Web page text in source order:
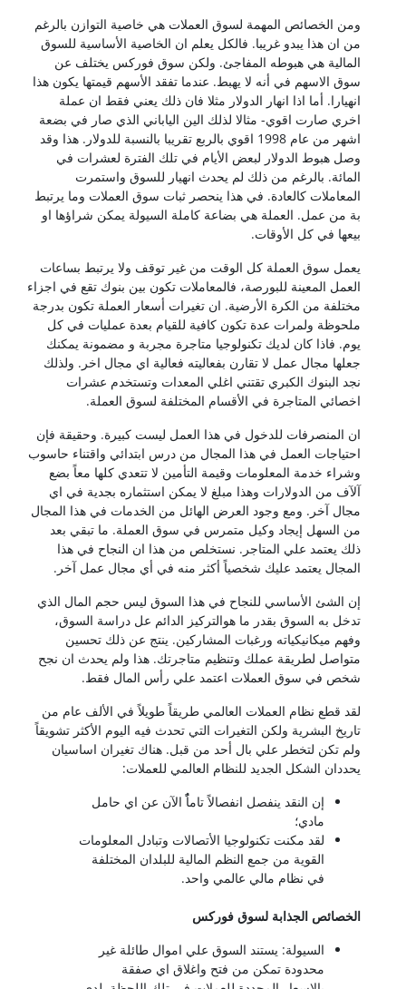
ومن الخصائص المهمة لسوق العملات هي خاصية التوازن بالرغم
من ان هذا يبدو غريبا. فالكل يعلم ان الخاصية الأساسية للسوق
المالية هي هبوطه المفاجئ. ولكن سوق فوركس يختلف عن
سوق الاسهم في أنه لا يهبط. عندما تفقد الأسهم قيمتها يكون هذا
انهيارا. أما اذا انهار الدولار مثلا فان ذلك يعني فقط ان عملة
اخري صارت اقوي- مثالا لذلك الين الياباني الذي صار في بضعة
اشهر من عام 1998 اقوي بالربع تقريبا بالنسبة للدولار. هذا وقد
وصل هبوط الدولار لبعض الأيام في تلك الفترة لعشرات في
المائة. بالرغم من ذلك لم يحدث انهيار للسوق واستمرت
المعاملات كالعادة. في هذا ينحصر ثبات سوق العملات وما يرتبط
بة من عمل. العملة هي بضاعة كاملة السيولة يمكن شراؤها او
بيعها في كل الأوقات.
يعمل سوق العملة كل الوقت من غير توقف ولا يرتبط بساعات
العمل المعينة للبورصة، فالمعاملات تكون بين بنوك تقع في اجزاء
مختلفة من الكرة الأرضية. ان تغيرات أسعار العملة تكون بدرجة
ملحوظة ولمرات عدة تكون كافية للقيام بعدة عمليات في كل
يوم. فاذا كان لديك تكنولوجيا متاجرة مجربة و مضمونة يمكنك
جعلها مجال عمل لا تقارن بفعاليته فعالية اي مجال اخر. ولذلك
نجد البنوك الكبري تقتني اغلي المعدات وتستخدم عشرات
اخصائي المتاجرة في الأقسام المختلفة لسوق العملة.
ان المنصرفات للدخول في هذا العمل ليست كبيرة. وحقيقة فإن
احتياجات العمل في هذا المجال من درس ابتدائي واقتناء حاسوب
وشراء خدمة المعلومات وقيمة التأمين لا تتعدي كلها معاً بضع
آلآف من الدولارات وهذا مبلغ لا يمكن استثماره بجدية في اي
مجال آخر. ومع وجود العرض الهائل من الخدمات في هذا المجال
من السهل إيجاد وكيل متمرس في سوق العملة. ما تبقي بعد
ذلك يعتمد علي المتاجر. نستخلص من هذا ان النجاح في هذا
المجال يعتمد عليك شخصياً أكثر منه في أي مجال عمل آخر.
إن الشئ الأساسي للنجاح في هذا السوق ليس حجم المال الذي
تدخل به السوق بقدر ما هوالتركيز الدائم عل دراسة السوق،
وفهم ميكانيكياته ورغبات المشاركين. ينتج عن ذلك تحسين
متواصل لطريقة عملك وتنظيم متاجرتك. هذا ولم يحدث ان نجح
شخص في سوق العملات اعتمد علي رأس المال فقط.
لقد قطع نظام العملات العالمي طريقاً طويلاً في الألف عام من
تاريخ البشرية ولكن التغيرات التي تحدث فيه اليوم الأكثر تشويقاً
ولم تكن لتخطر علي بال أحد من قبل. هناك تغيران اساسيان
يحددان الشكل الجديد للنظام العالمي للعملات:
إن النقد ينفصل انفصالاً تاماًٌ الآن عن اي حامل
مادي؛
لقد مكنت تكنولوجيا الأتصالات وتبادل المعلومات
القوية من جمع النظم المالية للبلدان المختلفة
في نظام مالي عالمي واحد.
الخصائص الجذابة لسوق فوركس
السيولة: يستند السوق علي اموال طائلة غير
محدودة تمكن من فتح واغلاق اي صفقة